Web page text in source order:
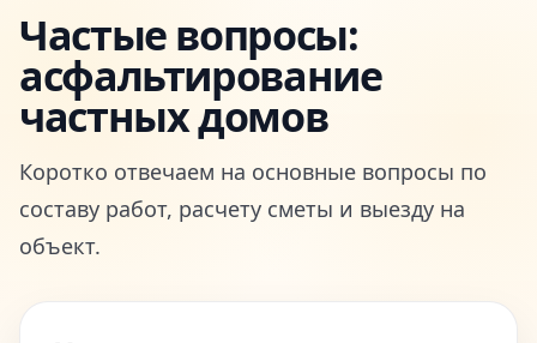
Частые вопросы:
асфальтирование
частных домов
Коротко отвечаем на основные вопросы по
составу работ, расчету сметы и выезду на
объект.